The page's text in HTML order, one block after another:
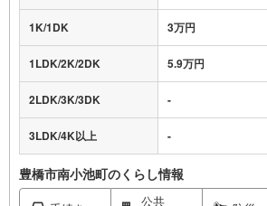
1K/1DK 3万円
1LDK/2K/2DK 5.9万円
2LDK/3K/3DK -
3LDK/4K以上 -
豊橋市南小池町のくらし情報
公共